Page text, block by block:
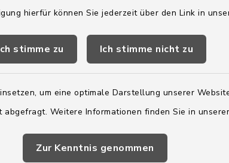
hierfür können Sie jederzeit über den Link in
stimme zu Ich stimme nicht zu
um eine optimale Darstellung unserer
Weitere Informationen finden Sie in
Zur Kenntnis genommen
Donnerstag: